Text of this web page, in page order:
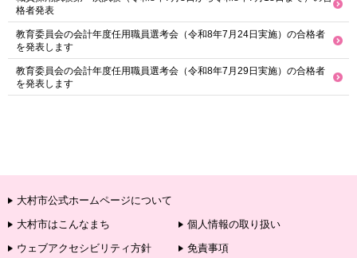
格者発表
教育委員会の会計年度任用職員選考会（令和8年7月24日実施）の合格者
を発表します
教育委員会の会計年度任用職員選考会（令和8年7月29日実施）の合格者
を発表します
大村市公式ホームページについて
大村市はこんなまち
個人情報の取り扱い
ウェブアクセシビリティ方針
免責事項